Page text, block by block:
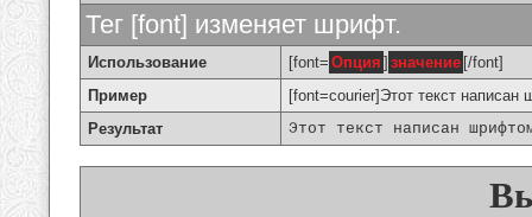
Тег [font] изменяет шрифт.
Использование [font= Опция ] значение [/font]
Пример
[font=courier]Этот текст
Результат
Этот текст написан